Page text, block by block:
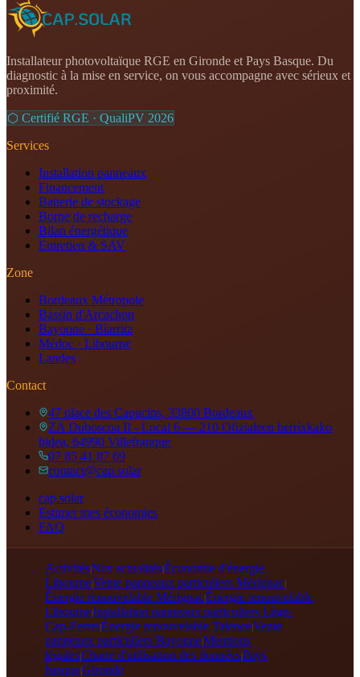
Installateur photovoltaïque RGE en Gironde et Pays Basque. Du
diagnostic à la mise en service, on vous accompagne avec sérieux et
proximité.
⬡ Certifié RGE · QualiPV 2026
Services
Installation panneaux
Financement
Batterie de stockage
Borne de recharge
Bilan énergétique
Entretien & SAV
Zone
Bordeaux Métropole
Bassin d'Arcachon
Bayonne · Biarritz
Médoc · Libourne
Landes
Contact
47 place des Capucins, 33800 Bordeaux
ZA Duboscoa II - Local 6 — 210 Ofizialeen herrixkako
bidea, 64990 Villefranque
07 85 41 87 69
contact@cap.solar
cap.solar
Estimer mes économies
FAQ
ActivitésNos actualitésÉconomie d'énergie
LibourneVente panneaux particuliers Mérignac
Énergie renouvelable MérignacÉnergie renouvelable
LibourneInstallation panneaux particuliers Lège-
Cap-FerretÉnergie renouvelable TalenceVente
panneaux particuliers BayonneMentions
légalesCharte d'utilisation des donnéesPays
basqueGironde